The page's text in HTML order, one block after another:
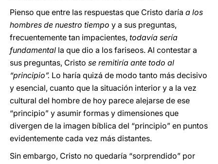
Pienso que entre las respuestas que Cristo daría a los
hombres de nuestro tiempo y a sus preguntas,
frecuentemente tan impacientes, todavía sería
fundamental la que dio a los fariseos. Al contestar a
sus preguntas, Cristo se remitiría ante todo al
“principio”. Lo haría quizá de modo tanto más decisivo
y esencial, cuanto que la situación interior y a la vez
cultural del hombre de hoy parece alejarse de ese
“principio” y asumir formas y dimensiones que
divergen de la imagen bíblica del “principio” en puntos
evidentemente cada vez más distantes.
Sin embargo, Cristo no quedaría “sorprendido” por